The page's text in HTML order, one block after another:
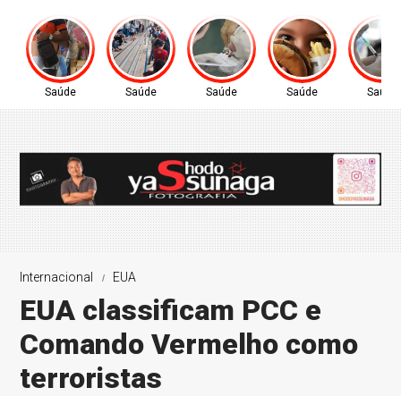
Saúde Saúde Saúde Saúde Saúde
Internacional EUA
EUA classificam PCC e
Comando Vermelho como
terroristas